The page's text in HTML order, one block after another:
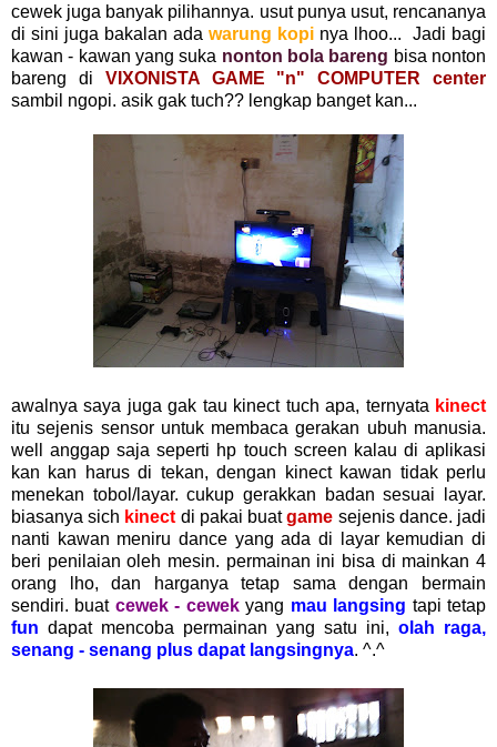
cewek juga banyak pilihannya. usut punya usut, rencananya
di sini juga bakalan ada warung kopi nya lhoo... Jadi bagi
kawan - kawan yang suka nonton bola bareng bisa nonton
bareng di VIXONISTA GAME "n" COMPUTER center
sambil ngopi. asik gak tuch?? lengkap banget kan...
awalnya saya juga gak tau kinect tuch apa, ternyata kinect
itu sejenis sensor untuk membaca gerakan ubuh manusia.
well anggap saja seperti hp touch screen kalau di aplikasi
kan kan harus di tekan, dengan kinect kawan tidak perlu
menekan tobol/layar. cukup gerakkan badan sesuai layar.
biasanya sich kinect di pakai buatgame sejenis dance. jadi
nanti kawan meniru dance yang ada di layar kemudian di
beri penilaian oleh mesin. permainan ini bisa di mainkan 4
orang lho, dan harganya tetap sama dengan bermain
sendiri. buat cewek - cewekyang mau langsing tapi tetap
fun dapat mencoba permainan yang satu ini, olah raga,
senang - senang plus dapat langsingnya. ^.^